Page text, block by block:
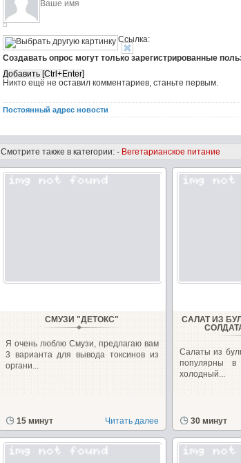
Ссылка:
Создавать опрос могут только зарегистрированные
Никто ещё не оставил комментариев, станьте первым.
Постоянный адрес новости
Смотрите также в категории: - Вегетарианское питание
СМУЗИ "ДЕТОКС"
Я очень люблю Смузи, предлагаю вам
3 варианта для вывода токсинов из
органи...
15 минут Читать далее
САЛАТ ИЗ
Салаты из
популярны в
холодный...
30 минут